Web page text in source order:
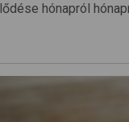
hónapról